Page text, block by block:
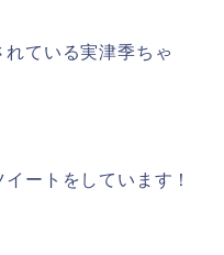
ている実津季ちゃ
ートをしています！